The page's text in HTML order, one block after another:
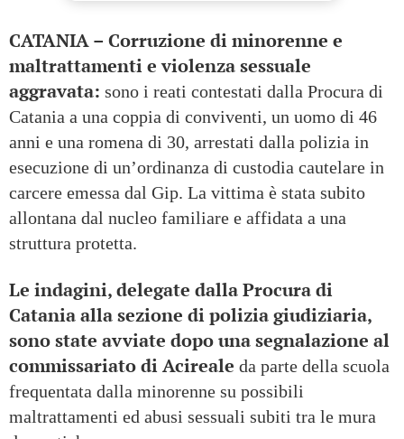
CATANIA – Corruzione di minorenne e
maltrattamenti e violenza sessuale
aggravata: sono i reati contestati dalla Procura di
Catania a una coppia di conviventi, un uomo di 46
anni e una romena di 30, arrestati dalla polizia in
esecuzione di un’ordinanza di custodia cautelare in
carcere emessa dal Gip. La vittima è stata subito
allontana dal nucleo familiare e affidata a una
struttura protetta.
Le indagini, delegate dalla Procura di
Catania alla sezione di polizia giudiziaria,
sono state avviate dopo una segnalazione al
commissariato di Acireale da parte della scuola
frequentata dalla minorenne su possibili
maltrattamenti ed abusi sessuali subiti tra le mura